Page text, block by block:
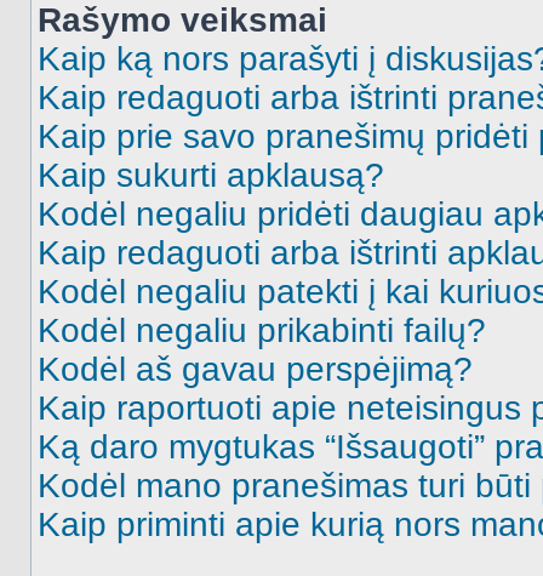
Rašymo veiksmai
Kaip ką nors parašyti į
Kaip redaguoti arba ištrinti
Kaip prie savo pranešimų pridėti
Kaip sukurti apklausą?
Kodėl negaliu pridėti daugiau
Kaip redaguoti arba ištrinti
Kodėl negaliu patekti į kai
Kodėl negaliu prikabinti failų?
Kodėl aš gavau perspėjimą?
Kaip raportuoti apie neteisingus
Ką daro mygtukas “Išsaugoti”
Kodėl mano pranešimas turi būti
Kaip priminti apie kurią nors